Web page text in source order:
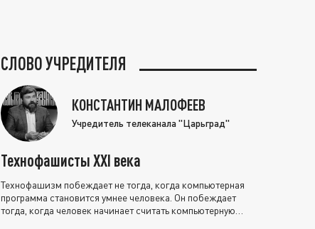
СЛОВО УЧРЕДИТЕЛЯ
КОНСТАНТИН МАЛОФЕЕВ
Учредитель телеканала "Царьград"
Технофашисты XXI века
Технофашизм побеждает не тогда, когда компьютерная
программа становится умнее человека. Он побеждает
тогда, когда человек начинает считать компьютерную